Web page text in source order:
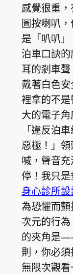
感覺很重
圖按喇叭
是「叭叭
泊車口訣
耳的剎車
戴著白色
裡拿的不
大的電子
「違反泊
惡極！」
喊，聲音
停！我只
身心診所設
為恐懼而
次元的行
的夾角是
則，你必
無限次觀